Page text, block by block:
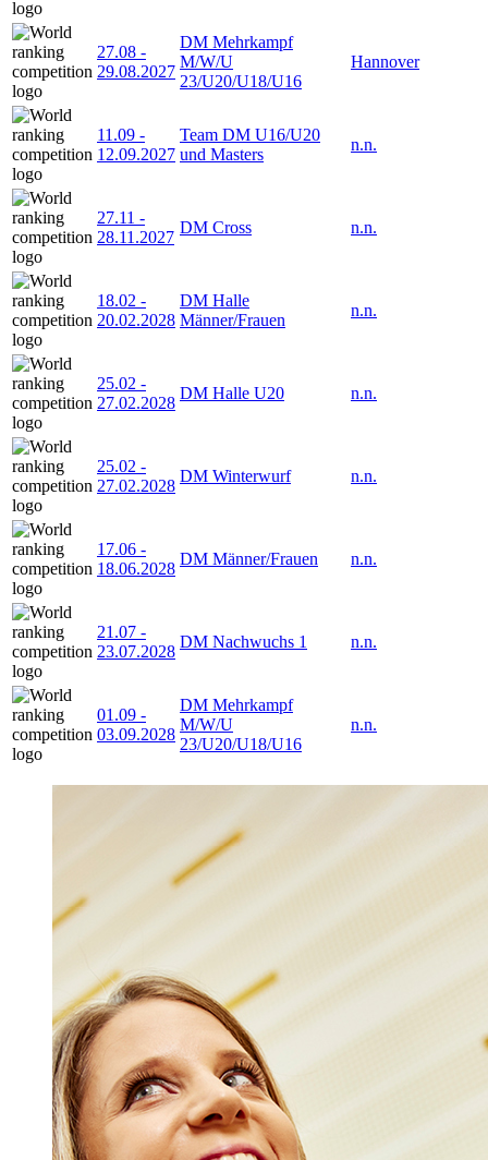
27.08 -
29.08.2027
DM Mehrkampf
M/W/U
23/U20/U18/U16
Hannover
11.09 -
12.09.2027
Team DM U16/U20
und Masters
n.n.
27.11 -
28.11.2027
DM Cross n.n.
18.02 -
20.02.2028
DM Halle
Männer/Frauen
n.n.
25.02 -
27.02.2028
DM Halle U20 n.n.
25.02 -
27.02.2028
DM Winterwurf n.n.
17.06 -
18.06.2028
DM Männer/Frauen n.n.
21.07 -
23.07.2028
DM Nachwuchs 1 n.n.
01.09 -
03.09.2028
DM Mehrkampf
M/W/U
23/U20/U18/U16
n.n.